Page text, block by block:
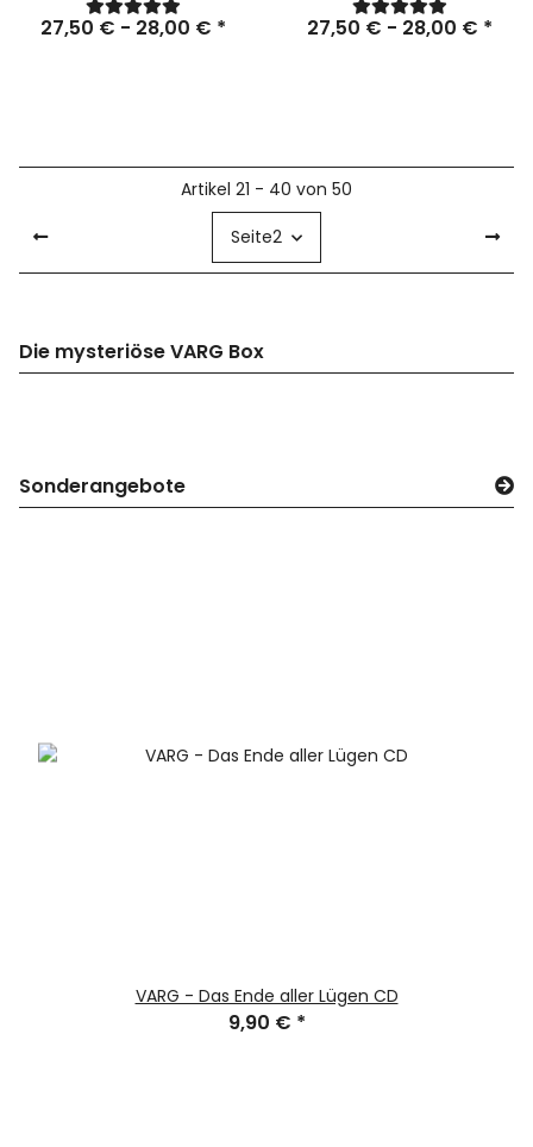
27,50 € - 28,00 € * 27,50 € - 28,00 € *
Artikel 21 - 40 von 50
Seite2
Die mysteriöse VARG Box
Sonderangebote
VARG - Das Ende aller Lügen CD
9,90 € *